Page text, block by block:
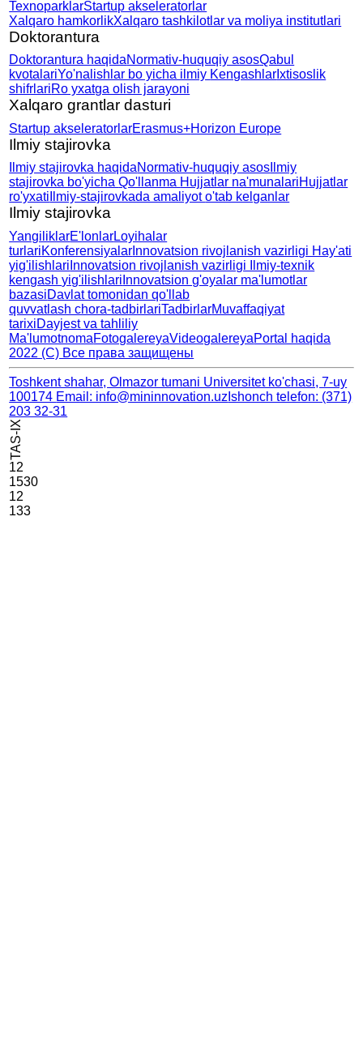
TexnoparklarStartup akseleratorlar
Xalqaro hamkorlikXalqaro tashkilotlar va moliya institutlari
Doktorantura
Doktorantura haqidaNormativ-huquqiy asosQabul
kvotalariYo'nalishlar bo yicha ilmiy Kengashlar Ixtisoslik
shifrlariRo yxatga olish jarayoni
Xalqaro grantlar dasturi
Startup akseleratorlarErasmus+Horizon Europe
Ilmiy stajirovka
Ilmiy stajirovka haqidaNormativ-huquqiy asos Ilmiy
stajirovka bo'yichaQo'llanma Hujjatlar na'munalariHujjatlar
ro'yxati Ilmiy-stajirovkada amaliyoto'tab kelganlar
Ilmiy stajirovka
YangiliklarE'lonlarLoyihalar
turlariKonferensiyalar Innovatsion rivojlanishvazirligi Hay'ati
yig'ilishlari Innovatsion rivojlanishvazirligi Ilmiy-texnik
kengashyig'ilishlari Innovatsion g'oyalar ma'lumotlar
bazasiDavlat tomonidan qo'llab
quvvatlash chora-tadbirlariTadbirlarMuvaffaqiyat
tarixiDayjest va tahliliy
Ma'lumotnomaFotogalereyaVideogalereyaPortal haqida
2022 (C) Все права защищены
Toshkent shahar, Olmazor tumani Universitet ko'chasi, 7-uy
100174 Email: info@mininnovation.uz Ishonch telefon: (371)
203 32-31
TAS-IX
12
1530
12
133